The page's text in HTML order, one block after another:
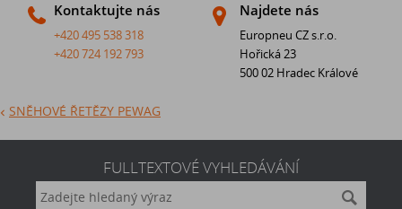
Kontaktujte nás
+420 495 538 318
+420 724 192 793
Najdete nás
Europneu CZ s.r.o.
Hořická 23
500 02 Hradec Králové
SNĚHOVÉ ŘETĚZY PEWAG
FULLTEXTOVÉ VYHLEDÁVÁNÍ